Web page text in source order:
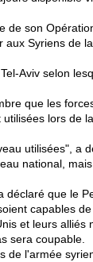
de son
Syriens de
Aviv selon
que les
lors de
utilisées", a
national,
déclaré que le
capables
et leurs alliés
sera coupable.
de l'armée